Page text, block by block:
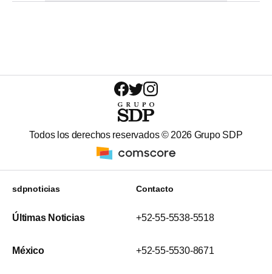
Todos los derechos reservados ©2026 Grupo SDP
sdpnoticias
Últimas Noticias
México
Contacto
+52-55-5538-5518
+52-55-5530-8671